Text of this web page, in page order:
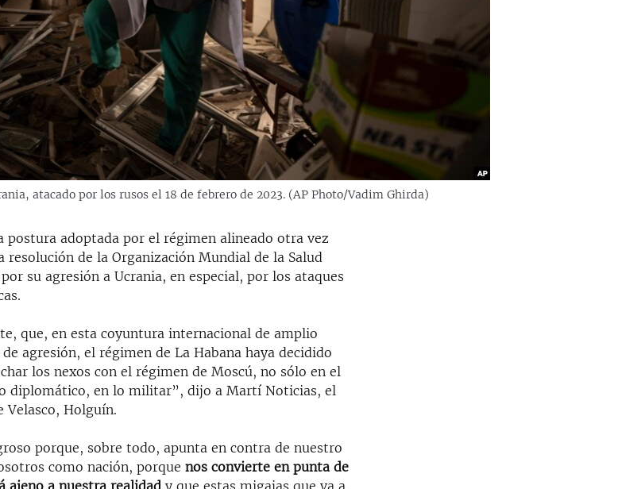
atacado por los rusos el 18 de febrero de 2023. (AP Photo/Vadim Ghirda)
postura adoptada por el régimen alineado otra vez
resolución de la Organización Mundial de la Salud
su agresión a Ucrania, en especial, por los ataques
que, en esta coyuntura internacional de amplio
agresión, el régimen de La Habana haya decidido
los nexos con el régimen de Moscú, no sólo en el
diplomático, en lo militar”, dijo a Martí Noticias, el
Velasco, Holguín.
porque, sobre todo, apunta en contra de nuestro
como nación, porquenos convierte en punta de